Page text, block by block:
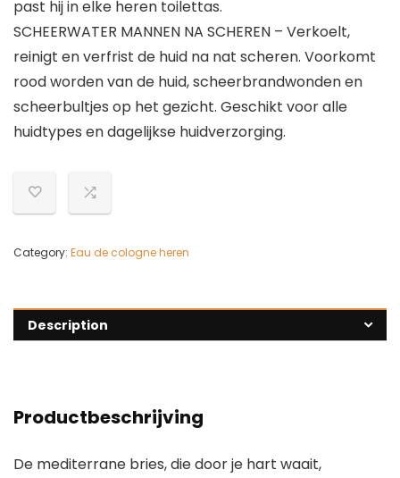
past hij in elke heren toilettas.
SCHEERWATER MANNEN NA SCHEREN – Verkoelt,
reinigt en verfrist de huid na nat scheren. Voorkomt
rood worden van de huid, scheerbrandwonden en
scheerbultjes op het gezicht. Geschikt voor alle
huidtypes en dagelijkse huidverzorging.
Category: Eau de cologne heren
Description
Productbeschrijving
De mediterrane bries, die door je hart waait,